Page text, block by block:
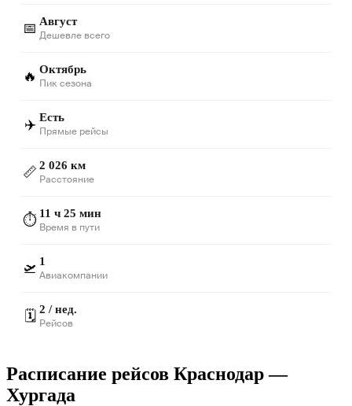
📅 Август
Дешевле всего
🔥 Октябрь
Пик сезона
✈️ Есть
Прямые рейсы
📏 2 026 км
Расстояние
⏱️ 11 ч 25 мин
Время в пути
🛫 1
Авиакомпании
🗓️ 2 / нед.
Рейсов
Расписание рейсов Краснодар —
Хургада